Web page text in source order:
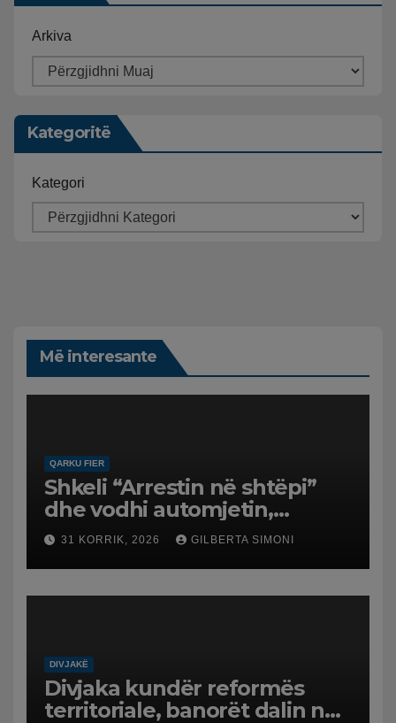
Arkiva
Kategoritë
Kategori
Më interesante
QARKU FIER
Shkeli “Arrestin në shtëpi”
dhe vodhi automjetin,
arrestohet 43-vjeçari
31 KORRIK, 2026 GILBERTA SIMONI
DIVJAKË
Divjaka kundër reformës
territoriale, banorët dalin në